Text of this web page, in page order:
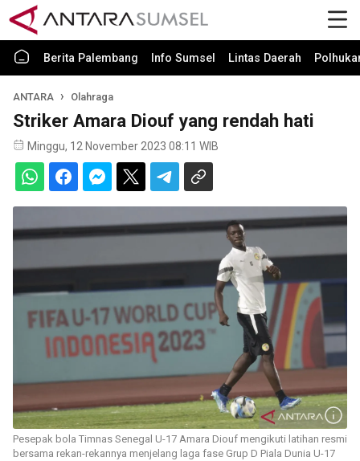
Berita Palembang Info Sumsel Lintas Daerah
ANTARA Olahraga
Striker Amara Diouf yang rendah hati
Minggu, 12 November 2023 08:11 WIB
Pesepak bola Timnas Senegal U-17 Amara Diouf mengikuti latihan resmi
bersama rekan-rekannya menjelang laga fase Grup D Piala Dunia U-17